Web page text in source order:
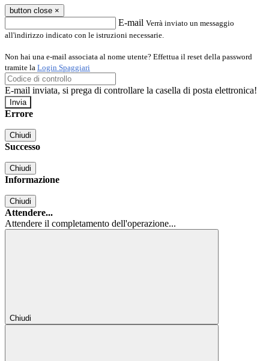
button close ×
E-mail Verrà inviato un messaggio
all'indirizzo indicato con le istruzioni necessarie.
Non hai una e-mail associata al nome utente? Effettua il reset della password
tramite la Login Spaggiari
E-mail inviata, si prega di controllare la casella di posta elettronica!
Errore
Chiudi
Successo
Chiudi
Informazione
Chiudi
Attendere...
Attendere il completamento dell'operazione...
Chiudi